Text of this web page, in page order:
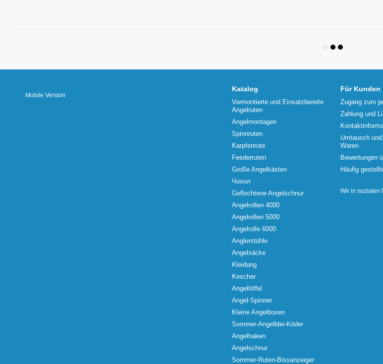
Mobile Version
Katalog
Vormontierte und Einsatzbereite
Angelruten
Angelmontagen
Spinnruten
Karpfenrute
Feederruten
Große Angelkästen
Чохол
Geflochtene Angelschnur
Angelrollen 4000
Angelrollen 5000
Angelrolle 6000
Anglerstühle
Angelsäcke
Kleidung
Kescher
Angellöffel
Angel-Spinner
Kleine Angelboxen
Sommer-Angelblei-Köder
Angelhaken
Angelschnur
Sommer-Ruten-Bissanzeiger
Für Kunden
Zugang zum
Zahlung und
Umtausch
Waren
Bewertungen
Häufig
Wir in sozialen